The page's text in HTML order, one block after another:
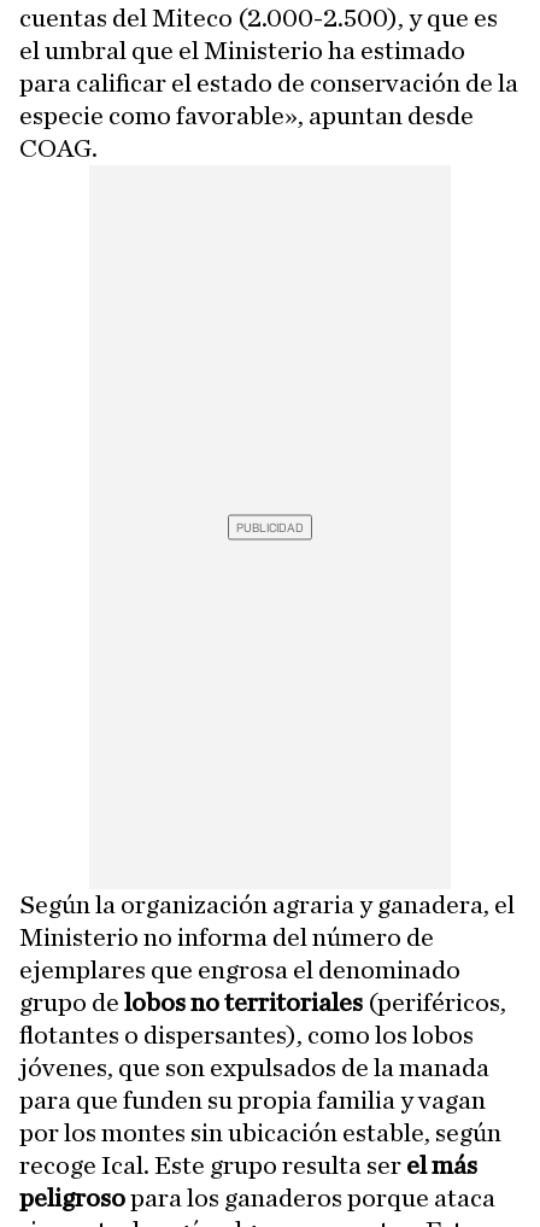
cuentas del Miteco (2.000-2.500), y que es
el umbral que el Ministerio ha estimado
para calificar el estado de conservación de la
especie como favorable», apuntan desde
COAG.
Según la organización agraria y ganadera, el
Ministerio no informa del número de
ejemplares que engrosa el denominado
grupo de lobos no territoriales (periféricos,
flotantes o dispersantes), como los lobos
jóvenes, que son expulsados de la manada
para que funden su propia familia y vagan
por los montes sin ubicación estable, según
recoge Ical. Este grupo resulta ser el más
peligrosopara los ganaderos porque ataca